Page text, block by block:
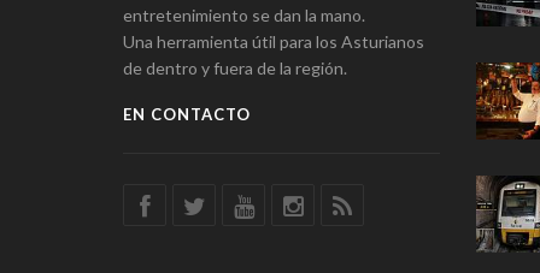
entretenimiento se dan la mano.
Una herramienta útil para los Asturianos
de dentro y fuera de la región.
EN CONTACTO